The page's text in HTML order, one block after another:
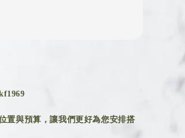
置與預算，讓我們更好為您安排搭